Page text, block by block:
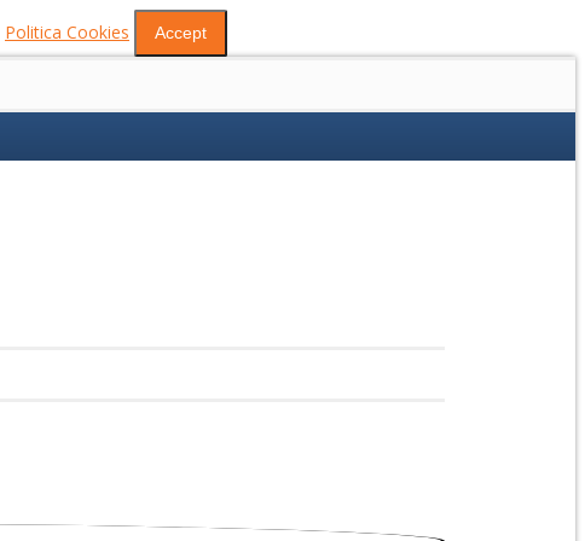
Politica Cookies Accept